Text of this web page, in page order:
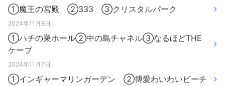
①魔王の宮殿 ②333 ③クリスタルパーク
2024年11月8日
①ハチの巣ホール②中の島チャネル③なるほどTHE
ケーブ
2024年11月7日
①インギャーマリンガーデン ②博愛わいわいビーチ